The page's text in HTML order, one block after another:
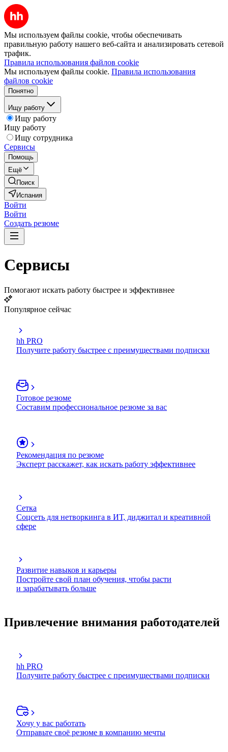
Мы используем файлы cookie, чтобы обеспечивать
правильную работу нашего веб-сайта и анализировать сетевой
трафик.
Правила использования файлов cookie
Мы используем файлы cookie. Правила использования
файлов cookie
Понятно
Ищу работу
Ищу работу
Ищу работу
Ищу сотрудника
Сервисы
Помощь
Ещё
Поиск
Испания
Войти
Войти
Создать резюме
Сервисы
Помогают искать работу быстрее и эффективнее
Популярное сейчас
hh PRO
Получите работу быстрее с преимуществами подписки
Готовое резюме
Составим профессиональное резюме за вас
Рекомендация по резюме
Эксперт расскажет, как искать работу эффективнее
Сетка
Соцсеть для нетворкинга в ИТ, диджитал и креативной
сфере
Развитие навыков и карьеры
Постройте свой план обучения, чтобы расти
и зарабатывать больше
Привлечение внимания работодателей
hh PRO
Получите работу быстрее с преимуществами подписки
Хочу у вас работать
Отправьте своё резюме в компанию мечты